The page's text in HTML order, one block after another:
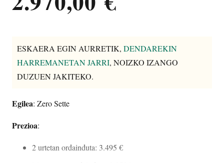
ESKAERA EGIN AURRETIK, DENDAREKIN
HARREMANETAN JARRI, NOIZKO IZANGO
DUZUEN JAKITEKO.
Egilea: Zero Sette
Prezioa:
2 urtetan ordainduta: 3.495 €